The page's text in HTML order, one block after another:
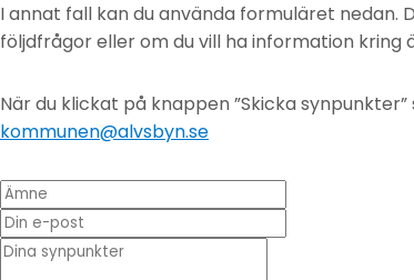
I annat fall kan du använda formuläret
följdfrågor eller om du vill ha information kring
När du klickat på knappen ”Skicka
kommunen@alvsbyn.se
Ämne
Din e-post
* Dina synpunkter